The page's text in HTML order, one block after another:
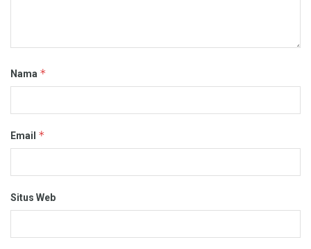
Nama *
Email *
Situs Web